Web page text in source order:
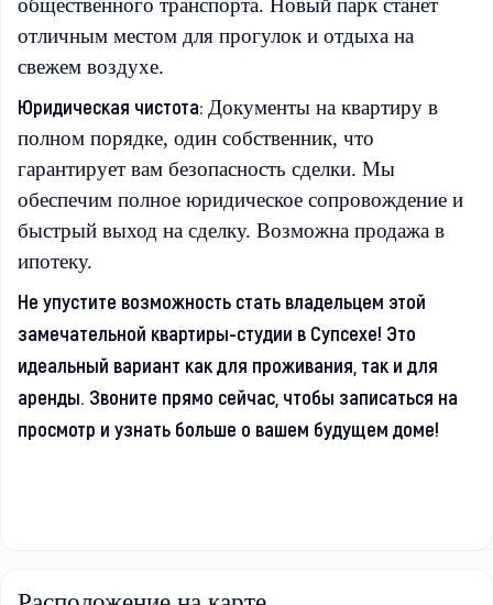
общественного транспорта. Новый парк станет
отличным местом для прогулок и отдыха на
свежем воздухе.
Юридическая чистота: Документы на квартиру в
полном порядке, один собственник, что
гарантирует вам безопасность сделки. Мы
обеспечим полное юридическое сопровождение и
быстрый выход на сделку. Возможна продажа в
ипотеку.
Не упустите возможность стать владельцем этой
замечательной квартиры-студии в Супсехе! Это
идеальный вариант как для проживания, так и для
аренды. Звоните прямо сейчас, чтобы записаться на
просмотр и узнать больше о вашем будущем доме!